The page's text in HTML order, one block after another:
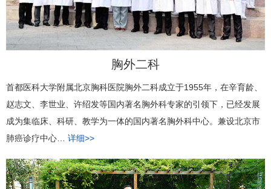
胸外二科
首都医科大学附属北京胸科医院胸外二科成立于1955年，在辛育龄、
赵志文、李世业、许绍发等国内著名胸外科专家的引领下，已经发展
成为集临床、科研、教学为一体的国内著名胸外科中心。兼设北京市
肺癌诊疗中心… 详细>>